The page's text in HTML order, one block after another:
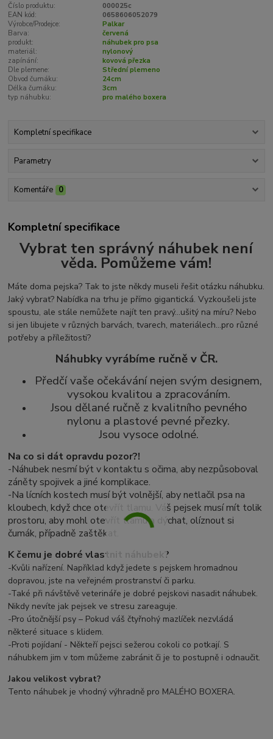
Číslo produktu:
000025c
EAN kód:
0658606052079
Výrobce/Prodejce:
Palkar
Barva:
červená
produkt:
náhubek pro psa
materiál:
nylonový
zapínání:
kovová přezka
Dle plemene:
Střední plemeno
Obvod čumáku:
24cm
Délka čumáku:
3cm
typ náhubku:
pro malého boxera
Kompletní specifikace
Parametry
Komentáře 0
Kompletní specifikace
Vybrat ten správný náhubek není
věda. Pomůžeme vám!
Máte doma pejska? Tak to jste někdy museli řešit otázku náhubku.
Jaký vybrat? Nabídka na trhu je přímo gigantická. Vyzkoušeli jste
spoustu, ale stále nemůžete najít ten pravý...ušitý na míru? Nebo
si jen libujete v různých barvách, tvarech, materiálech...pro různé
potřeby a příležitosti?
Náhubky vyrábíme ručně v ČR.
Předčí vaše očekávání nejen svým designem,
vysokou kvalitou a zpracováním.
Jsou dělané ručně z kvalitního pevného
nylonu a plastové pevné přezky.
Jsou vysoce odolné.
Na co si dát opravdu pozor?!
-Náhubek nesmí být v kontaktu s očima, aby nezpůsoboval
záněty spojivek a jiné komplikace.
-Na lícních kostech musí být volnější, aby netlačil psa na
kloubech, když chce otevřít tlamu. Váš pejsek musí mít tolik
prostoru, aby mohl otevřít tlamu a dýchat, olíznout si
čumák, případně zaštěkat.
K čemu je dobré vlastnit náhubek?
-Kvůli nařízení. Například když jedete s pejskem hromadnou
dopravou, jste na veřejném prostranství či parku.
-Také při návštěvě veterináře je dobré pejskovi nasadit náhubek.
Nikdy nevíte jak pejsek ve stresu zareaguje.
-Pro útočnější psy – Pokud váš čtyřnohý mazlíček nezvládá
některé situace s klidem.
-Proti pojídaní - Někteří pejsci sežerou cokoli co potkají. S
náhubkem jim v tom můžeme zabránit či je to postupně i odnaučit.
Jakou velikost vybrat?
Tento náhubek je vhodný výhradně pro MALÉHO BOXERA.